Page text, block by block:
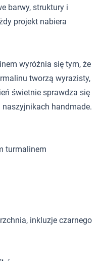
barwy, struktury i
projekt nabiera
wyróżnia się tym, że
tworzą wyrazisty,
świetnie sprawdza się
handmade.
turmalinem
inkluzje czarnego